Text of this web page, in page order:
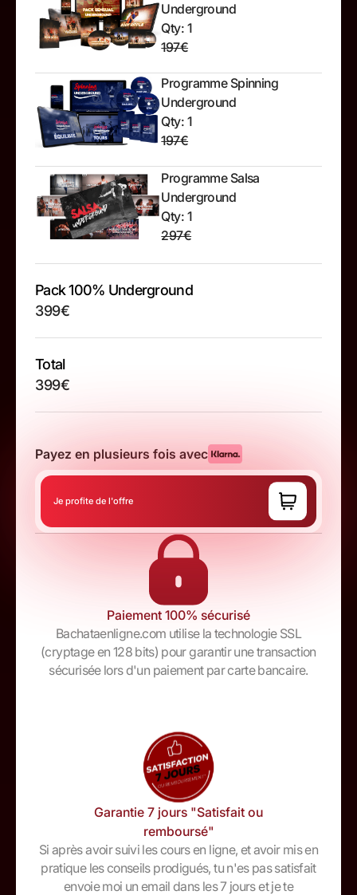
Underground
Qty: 1
197€
Programme Spinning
Underground
Qty: 1
197€
Programme Salsa
Underground
Qty: 1
297€
Pack 100% Underground
399€
Total
399€
Payez en plusieurs fois avec
Je profite de l'offre
Paiement 100% sécurisé
Bachataenligne.com utilise la technologie SSL
(cryptage en 128 bits) pour garantir une transaction
sécurisée lors d'un paiement par carte bancaire.
Garantie 7 jours "Satisfait ou
remboursé"
Si après avoir suivi les cours en ligne, et avoir mis en
pratique les conseils prodigués, tu n'es pas satisfait
envoie moi un email dans les 7 jours et je te